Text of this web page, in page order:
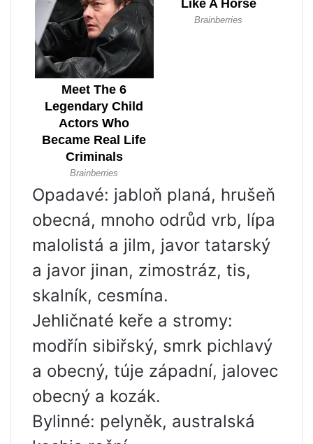
Opadavé: jabloň planá, hrušeň
obecná, mnoho odrůd vrb, lípa
malolistá a jilm, javor tatarský
a javor jinan, zimostráz, tis,
skalník, cesmína.
Jehličnaté keře a stromy:
modřín sibiřský, smrk pichlavý
a obecný, túje západní, jalovec
obecný a kozák.
Bylinné: pelyněk, australská